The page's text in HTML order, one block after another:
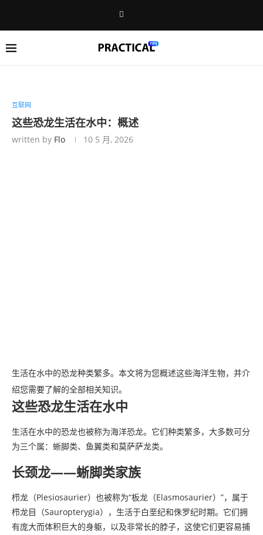
互联网
这些恐龙生活在水中：概述
written by Flo 10 5 月, 2026
生活在水中的恐龙种类繁多。本文将为您概述这些海洋生物，并介
绍您需要了解的全部相关知识。
这些恐龙生活在水中
生活在水中的恐龙也被称为海洋恐龙。它们种类繁多，大多数可分
为三个属：蜥脚类、鱼翼类和莫萨萨龙类。
长颈龙——蜥脚类家族
栉龙（Plesiosaurier）也被称为“板龙（Elasmosaurier）”，属于
栉龙目（Sauropterygia），生活于白垩纪和侏罗纪时期。它们拥
有庞大而体积巨大的身躯，以及非常长的脖子，这使它们更容易捕